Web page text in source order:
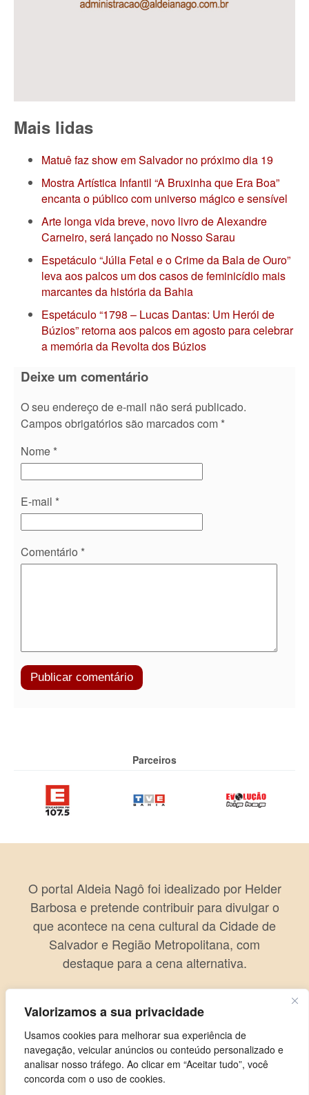
Valorizamos a sua privacidade
Usamos cookies para melhorar sua experiência de
navegação, veicular anúncios ou conteúdo personalizado e
analisar nosso tráfego. Ao clicar em “Aceitar tudo”, você
concorda com o uso de cookies.
Mais lidas
Matuê faz show em Salvador no próximo dia 19
Mostra Artística Infantil “A Bruxinha que Era Boa”
encanta o público com universo mágico e sensível
Arte longa vida breve, novo livro de Alexandre
Carneiro, será lançado no Nosso Sarau
Espetáculo “Júlia Fetal e o Crime da Bala de Ouro”
leva aos palcos um dos casos de feminicídio mais
marcantes da história da Bahia
Espetáculo “1798 – Lucas Dantas: Um Herói de
Búzios” retorna aos palcos em agosto para celebrar
a memória da Revolta dos Búzios
Deixe um comentário
O seu endereço de e-mail não será publicado.
Campos obrigatórios são marcados com *
Nome *
E-mail *
Comentário *
Parceiros
O portal Aldeia Nagô foi idealizado por Helder
Barbosa e pretende contribuir para divulgar o
que acontece na cena cultural da Cidade de
Salvador e Região Metropolitana, com
destaque para a cena alternativa.